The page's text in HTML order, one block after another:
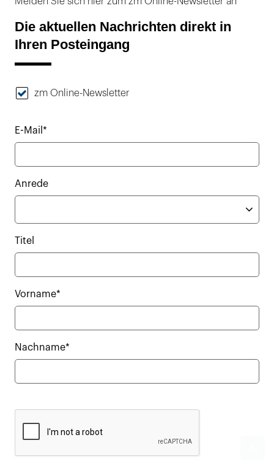
Die aktuellen Nachrichten direkt in
Ihren Posteingang
zm Online-Newsletter
E-Mail*
Anrede
Titel
Vorname*
Nachname*